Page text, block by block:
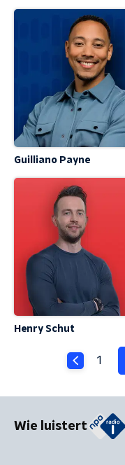
Guilliano Payne
Henry Schut
1
Wie luistert